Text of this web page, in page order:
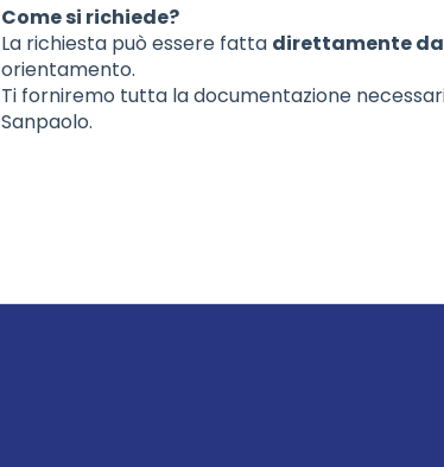
Come si richiede?
La richiesta può essere fatta direttamente
orientamento.
Ti forniremo tutta la documentazione
Sanpaolo.